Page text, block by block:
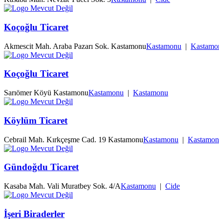
Koçoğlu Ticaret
Akmescit Mah. Araba Pazarı Sok. KastamonuKastamonu |
Koçoğlu Ticaret
Sarıömer Köyü KastamonuKastamonu | Kastamonu
Köylüm Ticaret
Cebrail Mah. Kırkçeşme Cad. 19 KastamonuKastamonu |
Gündoğdu Ticaret
Kasaba Mah. Vali Muratbey Sok. 4/AKastamonu | Cide
İşeri Biraderler